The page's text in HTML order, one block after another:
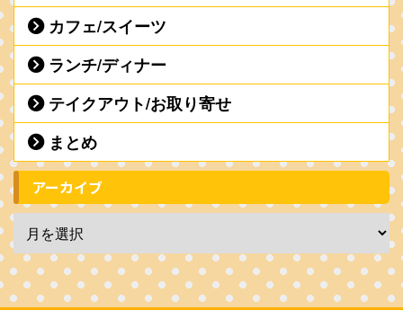
カフェ/スイーツ
ランチ/ディナー
テイクアウト/お取り寄せ
まとめ
アーカイブ